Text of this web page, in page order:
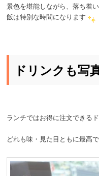
景色を堪能しながら、落ち着
飯は特別な時間になります
ドリンクも写
ランチではお得に注文できるド
どれも味・見た目ともに最高